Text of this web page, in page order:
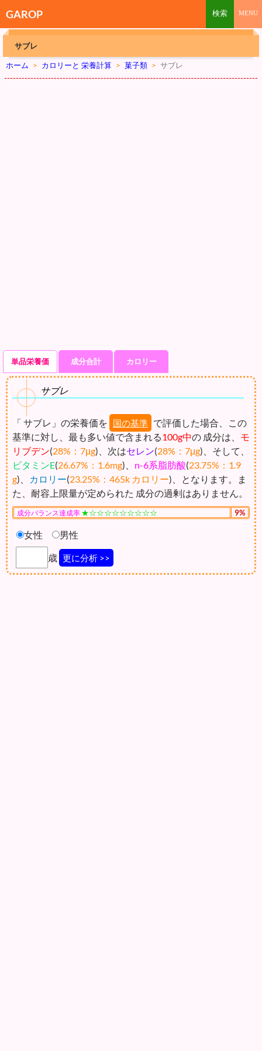
GAROP
サブレ
ホーム > カロリーと 栄養計算 > 菓子類 > サブレ
単品栄養価 成分合計 カロリー
サブレ
「 サブレ」の栄養価を 国の基準 で評価した場合、この
基準に対し、最も多い値で含まれる100g中の 成分は、 モ
リブデン(28%：7μg)、次はセレン(28%：7μg)、そして、
ビタミンE(26.67%：1.6mg)、 n-6系脂肪酸(23.75%：1.9
g)、 カロリー(23.25%：465k カロリー)、となります。ま
た、耐容上限量が定められた 成分の過剰はありません。
成分バランス達成率 ★☆☆☆☆☆☆☆☆☆ 9%
女性 男性
歳 更に分析 >>